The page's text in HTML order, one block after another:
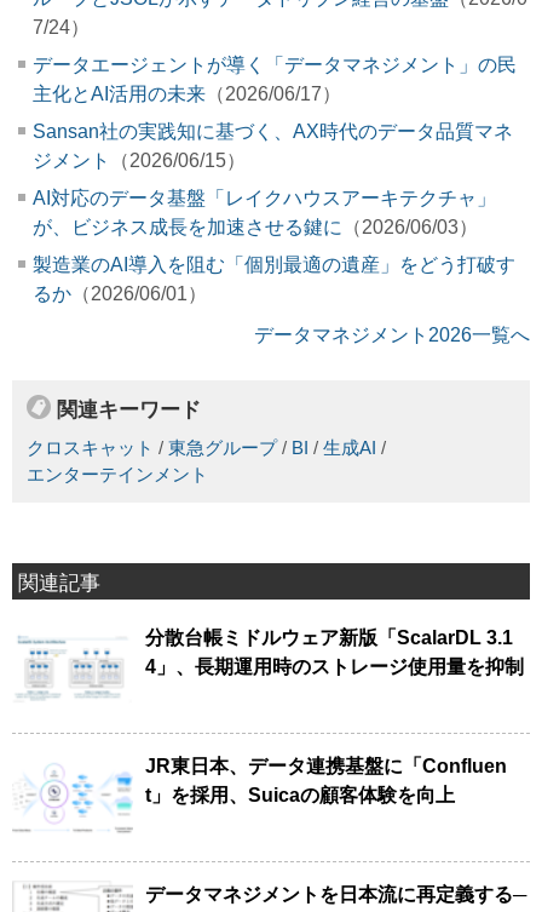
7/24）
データエージェントが導く「データマネジメント」の民
主化とAI活用の未来 （2026/06/17）
Sansan社の実践知に基づく、AX時代のデータ品質マネ
ジメント
（2026/06/15）
AI対応のデータ基盤「レイクハウスアーキテクチャ」
が、ビジネス成長を加速させる鍵に
（2026/06/03）
製造業のAI導入を阻む「個別最適の遺産」をどう打破す
るか （2026/06/01）
データマネジメント2026一覧へ
関連キーワード
クロスキャット / 東急グループ/ BI / 生成AI /
エンターテインメント
関連記事
分散台帳ミドルウェア新版「ScalarDL 3.1
4」、長期運用時のストレージ使用量を抑制
JR東日本、データ連携基盤に「Confluen
t」を採用、Suicaの顧客体験を向上
データマネジメントを日本流に再定義する─